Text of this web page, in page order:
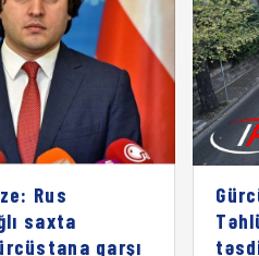
Rus
saxta
qarşı